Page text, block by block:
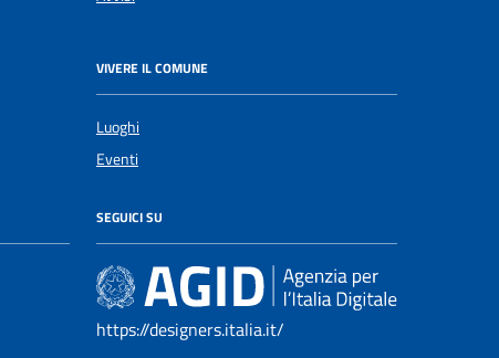
VIVERE IL COMUNE
Luoghi
Eventi
SEGUICI SU
https://designers.italia.it/